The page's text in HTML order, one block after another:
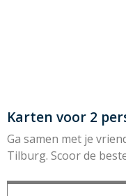
Karten voor 2
Ga samen met je
Tilburg. Scoor de